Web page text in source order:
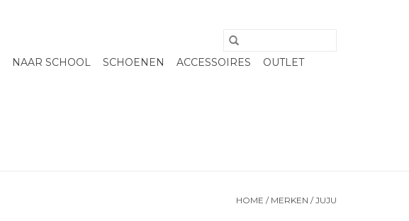
NAAR SCHOOL SCHOENEN ACCESSOIRES
OUTLET
HOME / MERKEN /JUJU